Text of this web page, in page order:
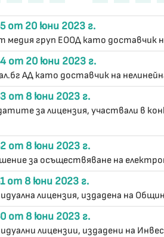
от 20 юни 2023 г.
медия груп ЕООД като доставчик
от 20 юни 2023 г.
АД като доставчик на
от 8 юни 2023 г.
за лицензия, участвали в
от 8 юни 2023 г.
за осъществяване на
от 8 юни 2023 г.
лицензия, издадена на
от 8 юни 2023 г.
лицензии, издадени на